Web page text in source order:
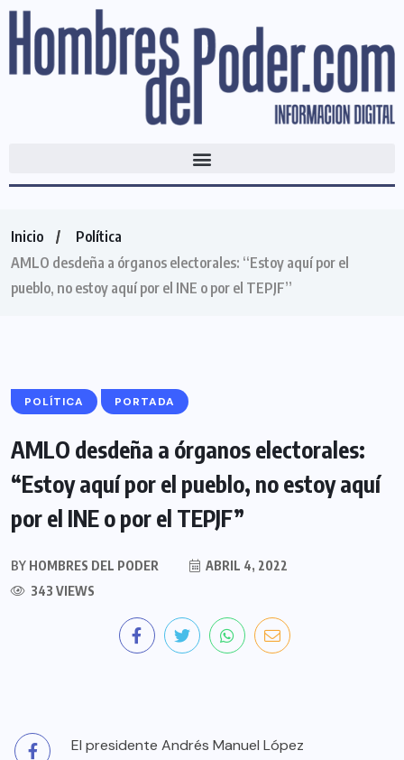
Inicio
Política
AMLO desdeña a órganos electorales: “Estoy aquí por el
pueblo, no estoy aquí por el INE o por el TEPJF”
POLÍTICA PORTADA
AMLO desdeña a órganos electorales:
“Estoy aquí por el pueblo, no estoy aquí
por el INE o por el TEPJF”
BY HOMBRES DEL PODER
ABRIL 4, 2022
343 VIEWS
El presidente Andrés Manuel López